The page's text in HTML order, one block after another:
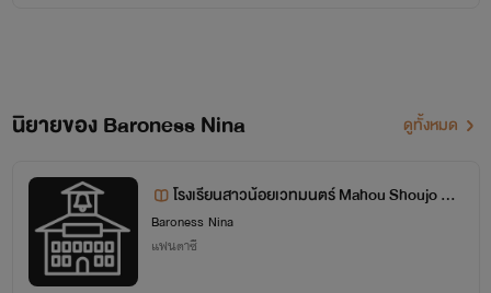
นิยายของ Baroness Nina ดูทั้งหมด
โรงเรียนสาวน้อยเวทมนตร์ Mahou Shoujo Sc
hool NC 18+
Baroness Nina
แฟนตาซี